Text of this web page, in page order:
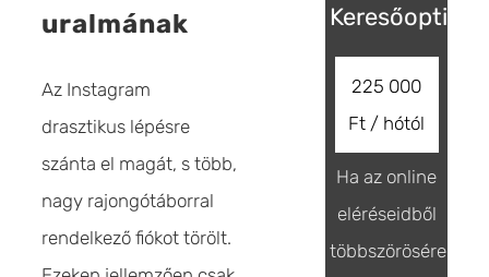
uralmának
Az Instagram
drasztikus lépésre
szánta el magát, s több,
nagy rajongótáborral
rendelkező fiókot törölt.
225 000
Ft / hótól
Ha az online
eléréseidből
többszörösére